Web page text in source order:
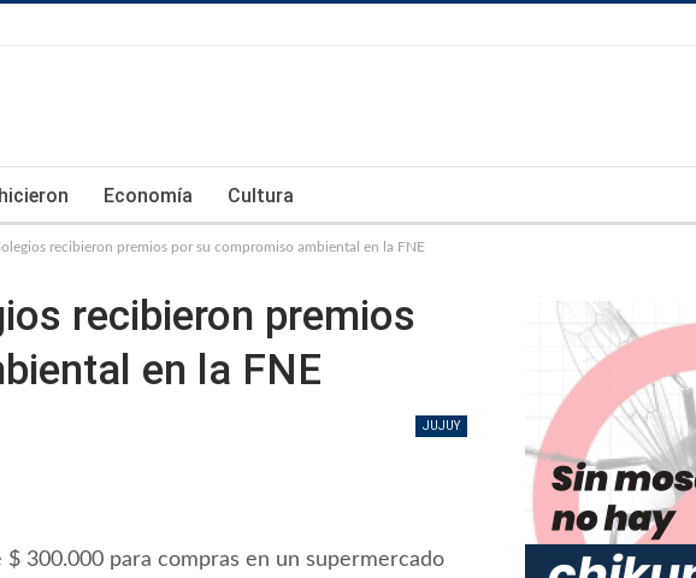
Economía Cultura
recibieron premios por su compromiso ambiental en la FNE
recibieron premios
en la FNE
JUJUY
300.000 para compras en un supermercado